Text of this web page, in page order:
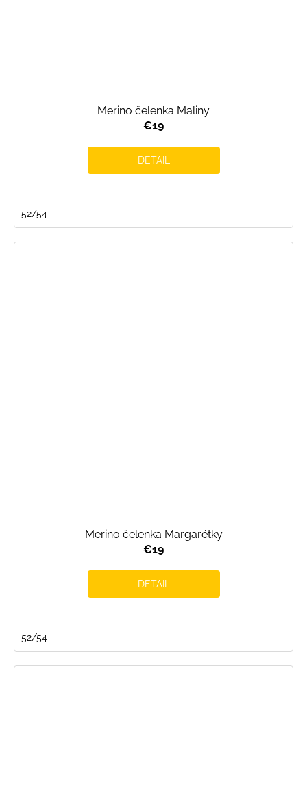
Merino čelenka Maliny
€19
DETAIL
52/54
Merino čelenka Margarétky
€19
DETAIL
52/54